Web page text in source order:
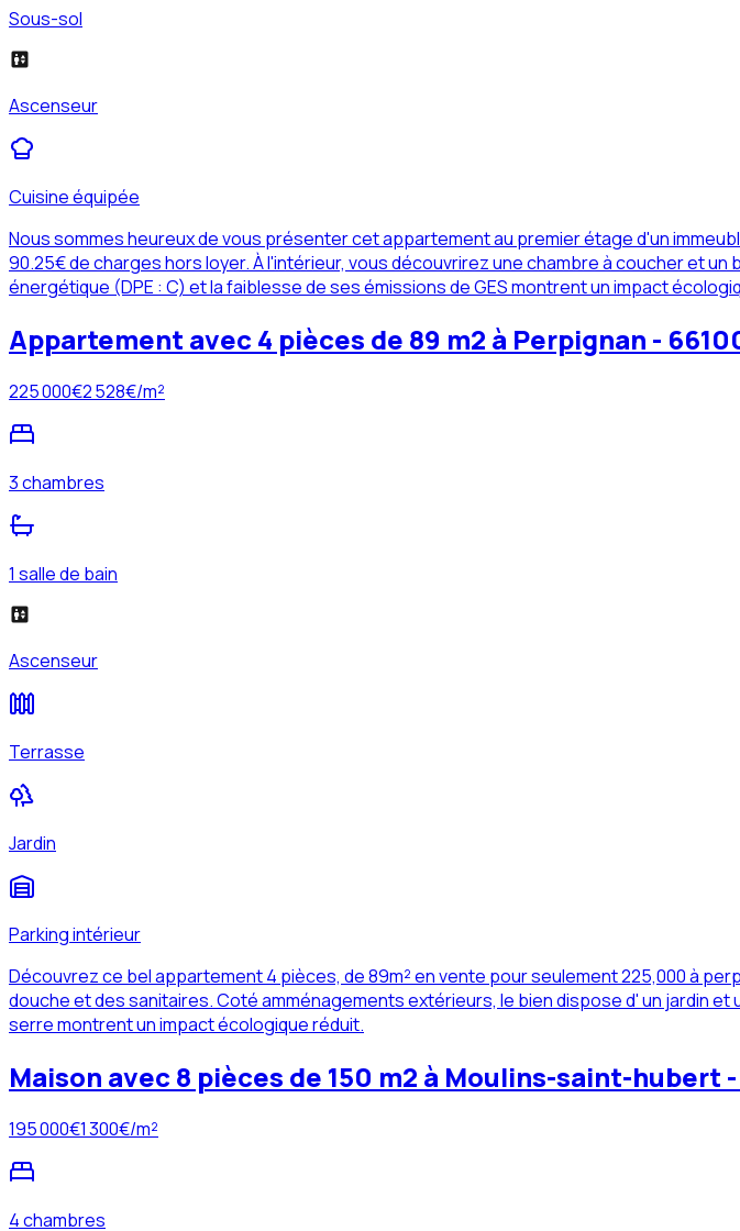
Sous-sol
Ascenseur
Cuisine équipée
Nous sommes heureux de vous présenter cet appartement au premier étage d'un
90.25€ de charges hors loyer. À l'intérieur, vous découvrirez une chambre à coucher et
énergétique (DPE : C) et la faiblesse de ses émissions de GES montrent un impact
Appartement avec 4 pièces de 89 m2 à Perpignan -
225 000€2 528€/m²
3 chambres
1 salle de bain
Ascenseur
Terrasse
Jardin
Parking intérieur
Découvrez ce bel appartement 4 pièces, de 89m² en vente pour seulement 225,000 à
douche et des sanitaires. Coté amménagements extérieurs, le bien dispose d' un jardin
serre montrent un impact écologique réduit.
Maison avec 8 pièces de 150 m2 à Moulins-saint-hubert
195 000€1 300€/m²
4 chambres